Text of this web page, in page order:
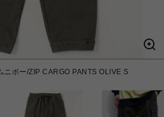
ニボー/ZIP CARGO PANTS OLIVE S